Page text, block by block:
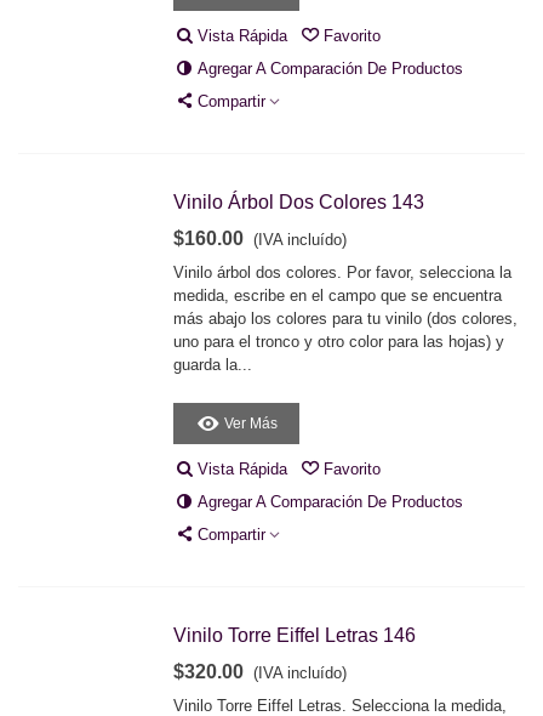
Vista Rápida
Favorito
Agregar A Comparación De Productos
Compartir
Vinilo Árbol Dos Colores 143
$160.00 (IVA incluído)
Vinilo árbol dos colores. Por favor, selecciona la
medida, escribe en el campo que se encuentra
más abajo los colores para tu vinilo (dos colores,
uno para el tronco y otro color para las hojas) y
guarda la...
Ver Más
Vista Rápida
Favorito
Agregar A Comparación De Productos
Compartir
Vinilo Torre Eiffel Letras 146
$320.00 (IVA incluído)
Vinilo Torre Eiffel Letras. Selecciona la medida,